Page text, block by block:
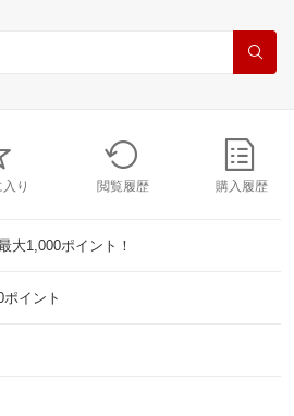
り 閲覧履歴 購入履歴
大1,000ポイント！
イント